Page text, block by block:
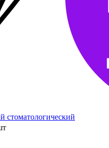
стоматологический